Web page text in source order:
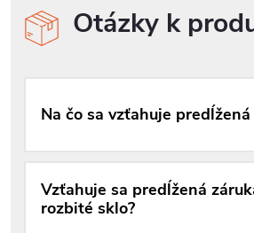
Otázky k
Na čo sa vzťahuje predĺžená
Vzťahuje sa predĺžená
rozbité sklo?